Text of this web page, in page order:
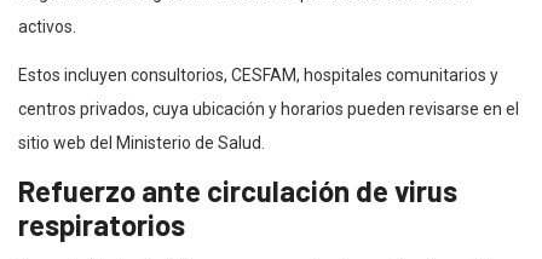
activos.
Estos incluyen consultorios, CESFAM, hospitales comunitarios y
centros privados, cuya ubicación y horarios pueden revisarse en el
sitio web del Ministerio de Salud.
Refuerzo ante circulación de virus
respiratorios